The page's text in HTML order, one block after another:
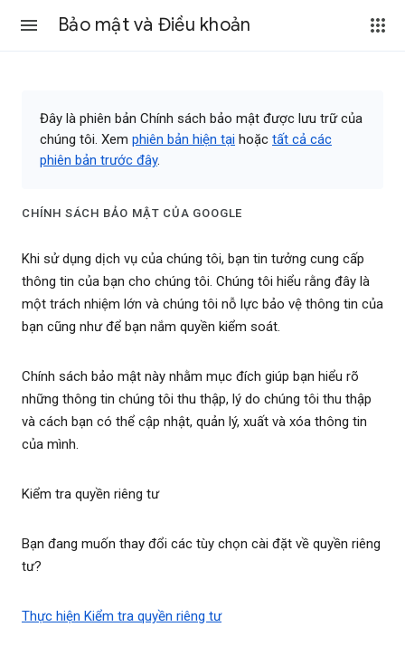
Bảo mật và Điều khoản
Đây là phiên bản Chính sách bảo mật được lưu trữ của
chúng tôi. Xem phiên bản hiện tại hoặc tất cả các
phiên bản trước đây.
CHÍNH SÁCH BẢO MẬT CỦA GOOGLE
Khi sử dụng dịch vụ của chúng tôi, bạn tin tưởng cung cấp
thông tin của bạn cho chúng tôi. Chúng tôi hiểu rằng đây là
một trách nhiệm lớn và chúng tôi nỗ lực bảo vệ thông tin của
bạn cũng như để bạn nắm quyền kiểm soát.
Chính sách bảo mật này nhằm mục đích giúp bạn hiểu rõ
những thông tin chúng tôi thu thập, lý do chúng tôi thu thập
và cách bạn có thể cập nhật, quản lý, xuất và xóa thông tin
của mình.
Kiểm tra quyền riêng tư
Bạn đang muốn thay đổi các tùy chọn cài đặt về quyền riêng
tư?
Thực hiện Kiểm tra quyền riêng tư